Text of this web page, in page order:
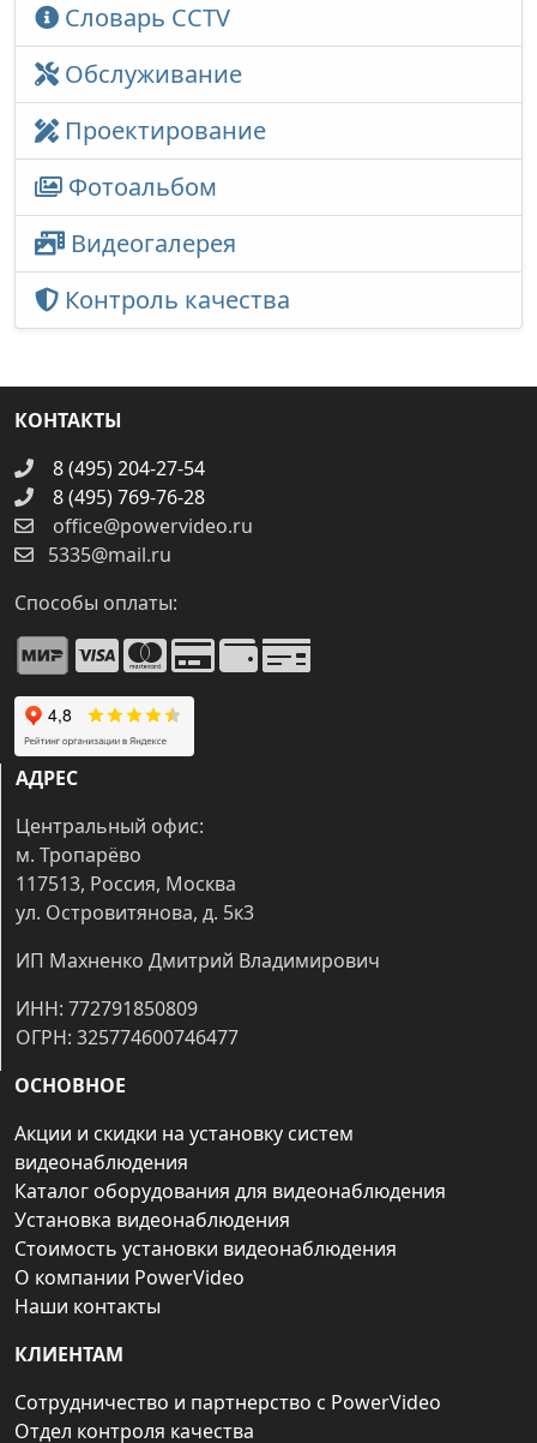
Словарь CCTV
Обслуживание
Проектирование
Фотоальбом
Видеогалерея
Контроль качества
КОНТАКТЫ
8 (495) 204-27-54
8 (495) 769-76-28
office@powervideo.ru
5335@mail.ru
Способы оплаты:
АДРЕС
Центральный офис:
м. Тропарёво
117513, Россия, Москва
ул. Островитянова, д. 5к3
ИП Махненко Дмитрий Владимирович
ИНН: 772791850809
ОГРН: 325774600746477
ОСНОВНОЕ
Акции и скидки на установку систем
видеонаблюдения
Каталог оборудования для видеонаблюдения
Установка видеонаблюдения
Стоимость установки видеонаблюдения
О компании PowerVideo
Наши контакты
КЛИЕНТАМ
Сотрудничество и партнерство с PowerVideo
Отдел контроля качества